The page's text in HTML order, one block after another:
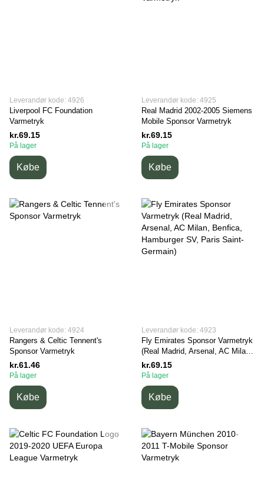
Leverandør kode: 4926
Liverpool FC Foundation
Varmetryk
kr.69.15
På lager
Købe
Leverandør kode: 4925
Real Madrid 2002-2005 Siemens
Mobile Sponsor Varmetryk
kr.69.15
På lager
Købe
Leverandør kode: 4924
Rangers & Celtic Tennent's
Sponsor Varmetryk
kr.61.46
På lager
Købe
Leverandør kode: 4923
Fly Emirates Sponsor Varmetryk
(Real Madrid, Arsenal, AC Milan,
Benfica, Hamburger SV, Paris
Saint-Germain)
kr.69.15
På lager
Købe